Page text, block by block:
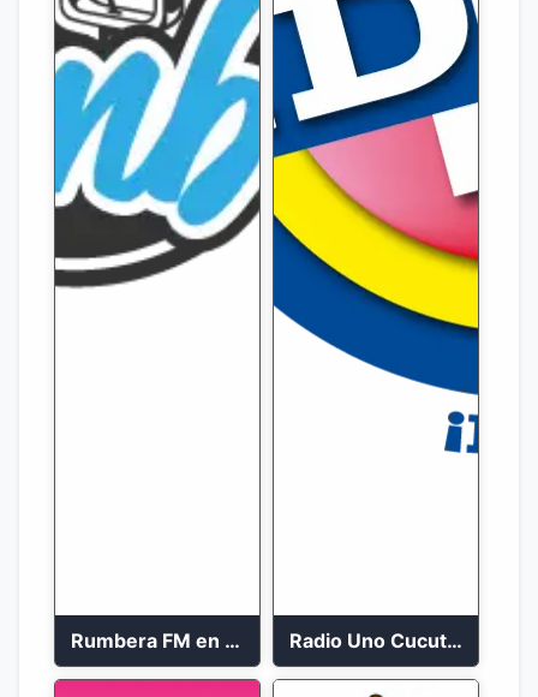
Rumbera FM en vivo 24/7 Radio Uno Cucuta 91.7 FM